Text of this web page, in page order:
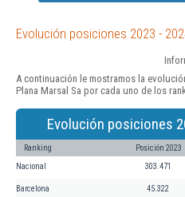
Evolución posiciones 2023 -
A continuación le mostramos la
Plana Marsal Sa por cada uno de los
Evolución posiciones
Ranking Posición 2023
Nacional 303.471
Barcelona 45.322